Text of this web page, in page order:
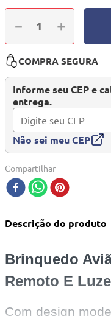
＋
－
COMPRA SEGURA
Informe seu CEP e
entrega.
Não sei meu CEP
Compartilhar
Descrição do produto
Brinquedo
Remoto E
Com design